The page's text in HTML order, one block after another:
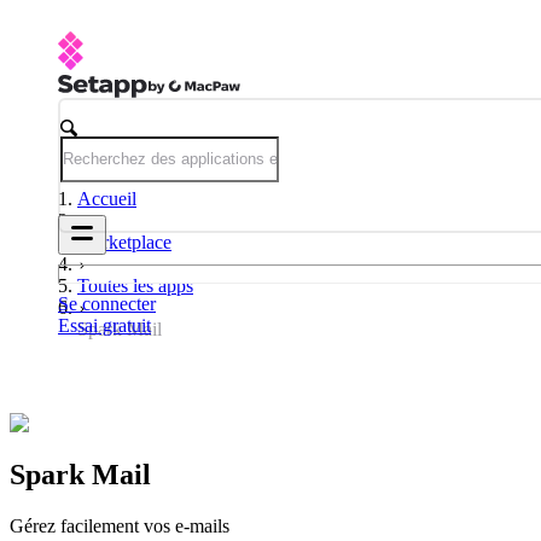
Se connecter
Essai gratuit
Accueil
Marketplace
Toutes les apps
Spark Mail
Spark Mail
Gérez facilement vos e-mails